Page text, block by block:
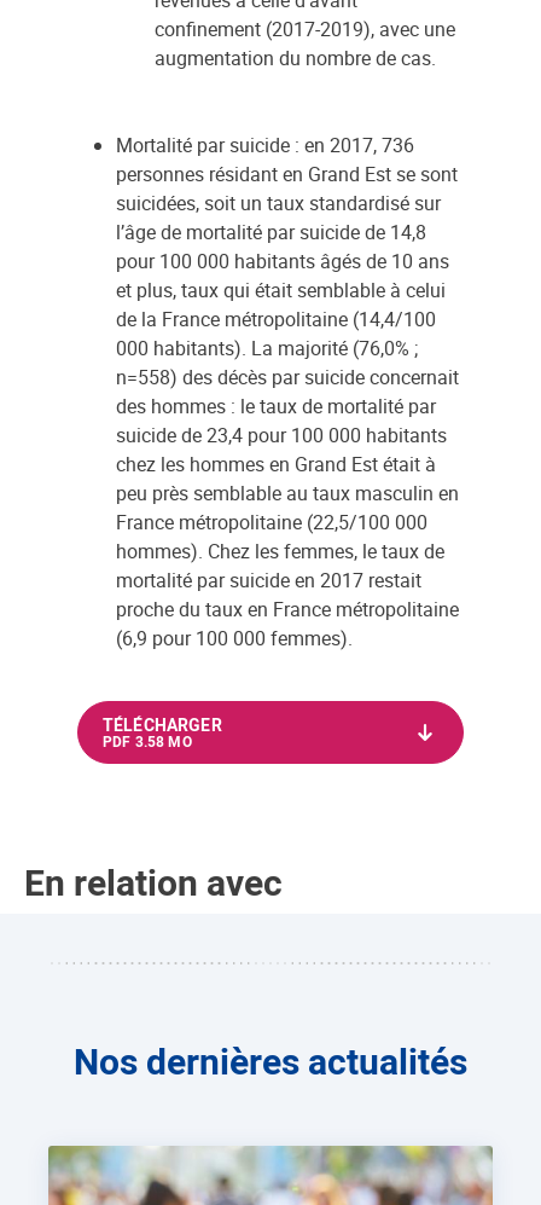
confinement (2017-2019), avec une
augmentation du nombre de cas.
Mortalité par suicide : en 2017, 736
personnes résidant en Grand Est se sont
suicidées, soit un taux standardisé sur
l’âge de mortalité par suicide de 14,8
pour 100 000 habitants âgés de 10 ans
et plus, taux qui était semblable à celui
de la France métropolitaine (14,4/100
000 habitants). La majorité (76,0% ;
n=558) des décès par suicide concernait
des hommes : le taux de mortalité par
suicide de 23,4 pour 100 000 habitants
chez les hommes en Grand Est était à
peu près semblable au taux masculin en
France métropolitaine (22,5/100 000
hommes). Chez les femmes, le taux de
mortalité par suicide en 2017 restait
proche du taux en France métropolitaine
(6,9 pour 100 000 femmes).
TÉLÉCHARGER
PDF 3.58 MO
En relation avec
Nos dernières actualités